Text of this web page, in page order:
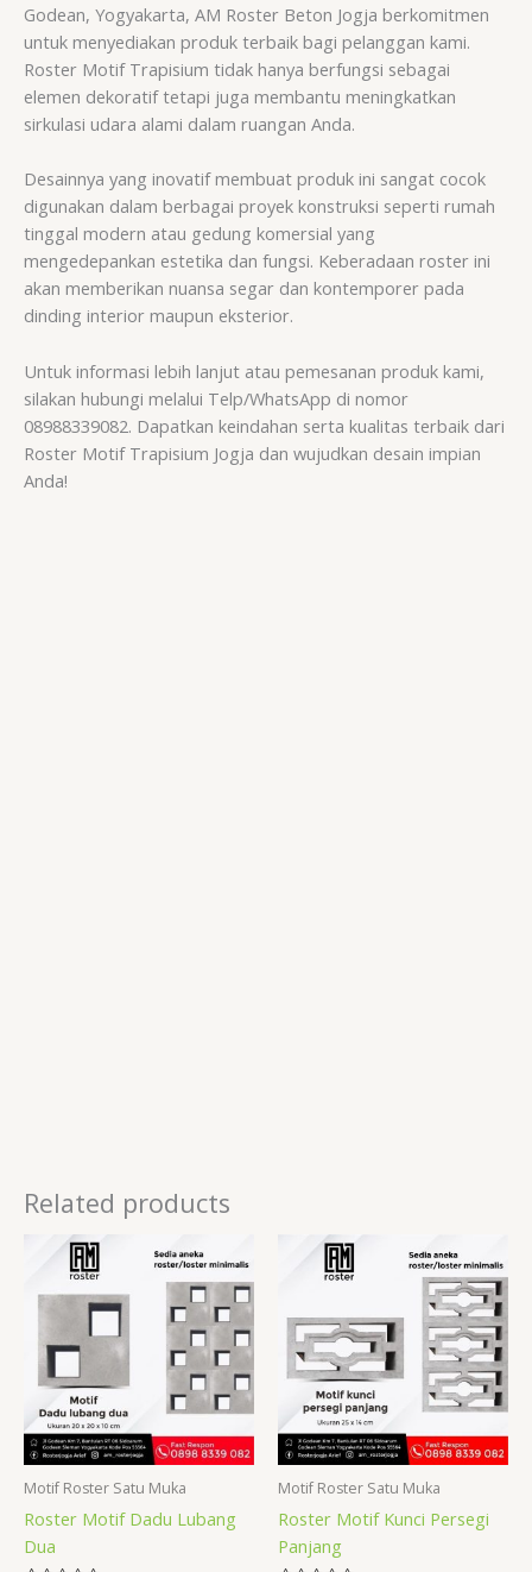
Godean, Yogyakarta, AM Roster Beton Jogja berkomitmen
untuk menyediakan produk terbaik bagi pelanggan kami.
Roster Motif Trapisium tidak hanya berfungsi sebagai
elemen dekoratif tetapi juga membantu meningkatkan
sirkulasi udara alami dalam ruangan Anda.
Desainnya yang inovatif membuat produk ini sangat cocok
digunakan dalam berbagai proyek konstruksi seperti rumah
tinggal modern atau gedung komersial yang
mengedepankan estetika dan fungsi. Keberadaan roster ini
akan memberikan nuansa segar dan kontemporer pada
dinding interior maupun eksterior.
Untuk informasi lebih lanjut atau pemesanan produk kami,
silakan hubungi melalui Telp/WhatsApp di nomor
08988339082. Dapatkan keindahan serta kualitas terbaik dari
Roster Motif Trapisium Jogja dan wujudkan desain impian
Anda!
Related products
Motif Roster Satu Muka
Roster Motif Dadu Lubang
Dua
Motif Roster Satu Muka
Roster Motif Kunci Persegi
Panjang